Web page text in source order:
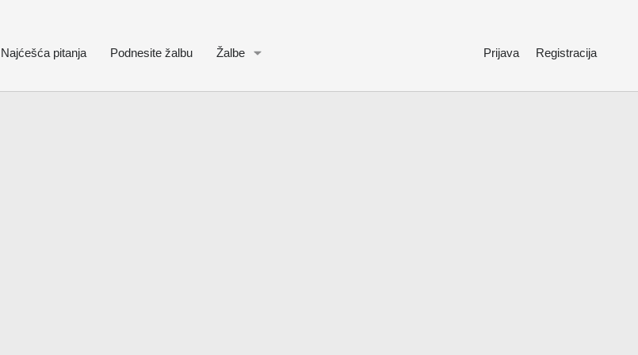
Najćešća pitanja Podnesite žalbu Žalbe Prijava Registracija